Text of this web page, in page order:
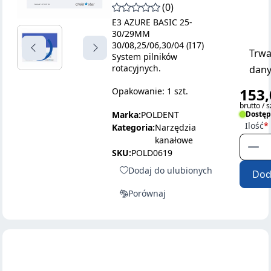
(0)
E3 AZURE BASIC 25-
30/29MM
30/08,25/06,30/04 (I17)
System pilników
rotacyjnych.
Opakowanie: 1 szt.
Marka:POLDENT
Kategoria:Narzędzia
kanałowe
SKU:POLD0619
Dodaj do ulubionych
Porównaj
brutto /
Ilość